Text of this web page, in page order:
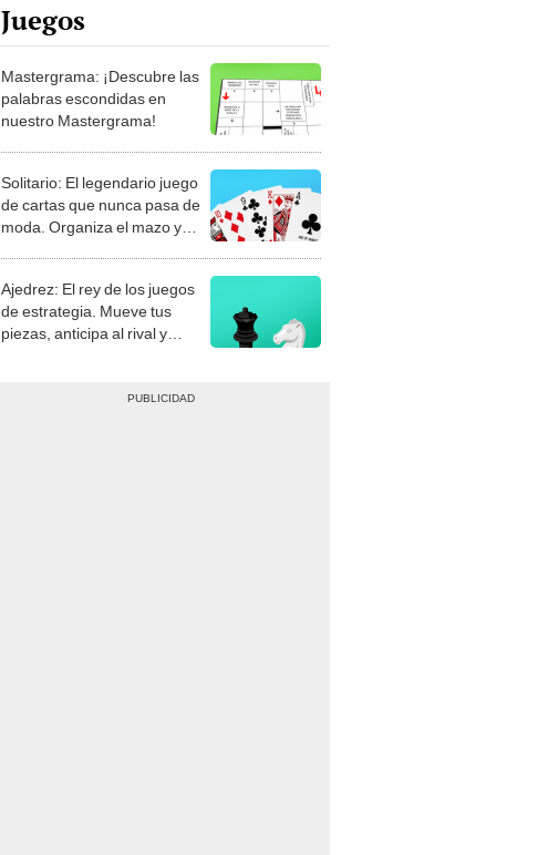
Juegos
Mastergrama: ¡Descubre las
palabras escondidas en
nuestro Mastergrama!
Solitario: El legendario juego
de cartas que nunca pasa de
moda. Organiza el mazo y
Ajedrez: El rey de los juegos
de estrategia. Mueve tus
piezas, anticipa al rival y